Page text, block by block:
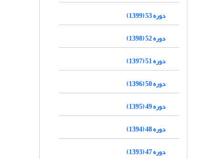
دوره 53 (1399)
دوره 52 (1398)
دوره 51 (1397)
دوره 50 (1396)
دوره 49 (1395)
دوره 48 (1394)
دوره 47 (1393)